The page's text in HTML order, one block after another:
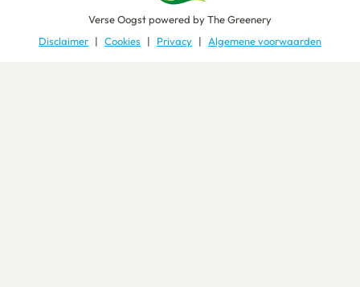
Verse Oogstpowered byThe Greenery
Disclaimer
Cookies Privacy Algemene voorwaarden